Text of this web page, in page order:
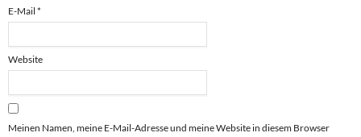
E-Mail *
Website
Meinen Namen, meine E-Mail-Adresse und meine Website in diesem Browser